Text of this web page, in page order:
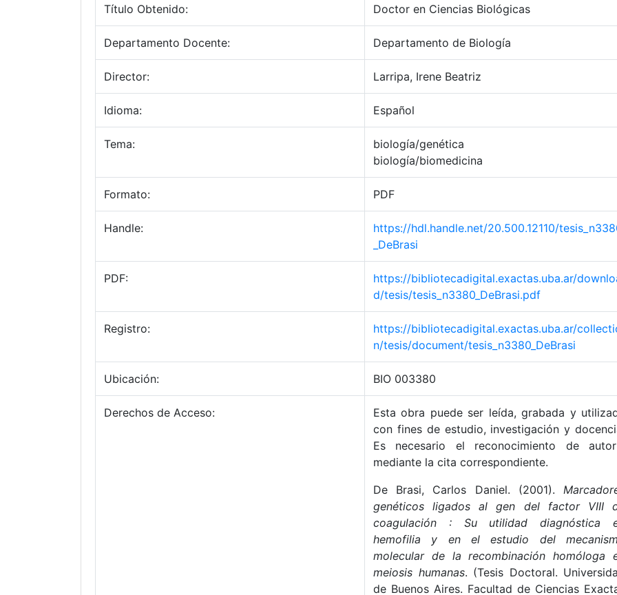
Título Obtenido: Doctor en Ciencias Biológicas
Departamento Docente: Departamento de Biología
Director: Larripa, Irene Beatriz
Idioma: Español
Tema:
biología/genética
biología/biomedicina
Formato: PDF
Handle:
https://hdl.handle.net/20.500.12110/
_DeBrasi
PDF:
https://bibliotecadigital.exactas.uba.ar/
d/tesis/tesis_n3380_DeBrasi.pdf
Registro:
https://bibliotecadigital.exactas.uba.ar/
n/tesis/document/tesis_n3380_DeBrasi
Ubicación: BIO 003380
Derechos de Acceso:
Esta obra puede ser leída, grabada y
con fines de estudio, investigación y
Es necesario el reconocimiento de
mediante la cita correspondiente.
De Brasi, Carlos Daniel. (2001).
genéticos ligados al gen del factor VIII
coagulación : Su utilidad diagnóstica
hemofilia y en el estudio del
molecular de la recombinación homóloga
meiosis humanas. (Tesis Doctoral.
de Buenos Aires. Facultad de Ciencias